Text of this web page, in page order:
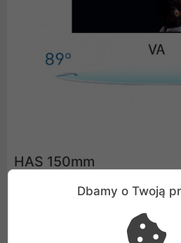
HAS 150mm
Stopka z regulacją wysokości
położenia ekranu do własnych
Dbamy o Twoją